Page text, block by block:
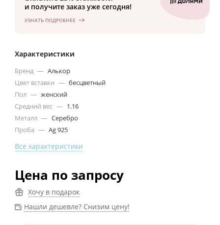
и получите заказ уже сегодня!
УЗНАТЬ ПОДРОБНЕЕ
Характеристики
Бренд — Алькор
Цвет вставки — бесцветный
Пол — женский
Средний вес — 1.16
Металл — Серебро
Проба — Ag 925
Все характеристики
Цена по запросу
Хочу в подарок
Нашли дешевле? Снизим цену!